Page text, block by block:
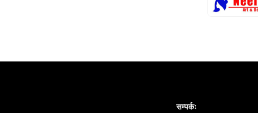
सम्पर्कः